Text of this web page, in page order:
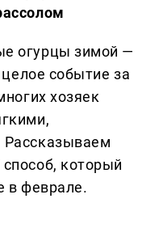
огурцы зимой —
целое событие за
хозяек
который
в феврале.